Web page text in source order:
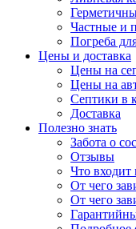
Частные и
Погреба
Цены и доставка
Цены на
Цены на
Септики в
Доставка
Полезно знать
Забота о
Отзывы
Что входит
От чего
От чего